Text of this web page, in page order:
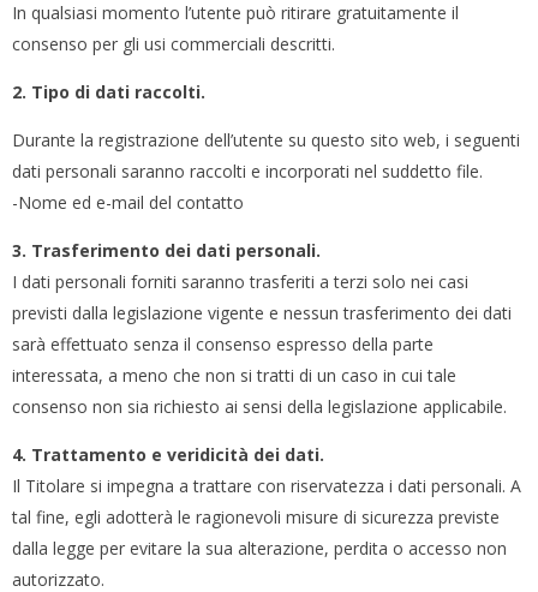
In qualsiasi momento l’utente può ritirare gratuitamente il
consenso per gli usi commerciali descritti.
2. Tipo di dati raccolti.
Durante la registrazione dell’utente su questo sito web, i seguenti
dati personali saranno raccolti e incorporati nel suddetto file.
-Nome ed e-mail del contatto
3. Trasferimento dei dati personali.
I dati personali forniti saranno trasferiti a terzi solo nei casi
previsti dalla legislazione vigente e nessun trasferimento dei dati
sarà effettuato senza il consenso espresso della parte
interessata, a meno che non si tratti di un caso in cui tale
consenso non sia richiesto ai sensi della legislazione applicabile.
4. Trattamento e veridicità dei dati.
Il Titolare si impegna a trattare con riservatezza i dati personali. A
tal fine, egli adotterà le ragionevoli misure di sicurezza previste
dalla legge per evitare la sua alterazione, perdita o accesso non
autorizzato.